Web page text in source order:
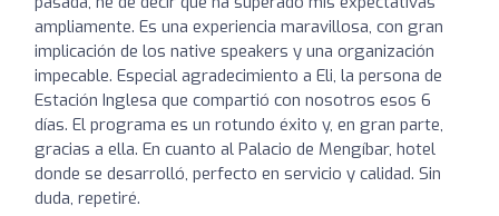
ampliamente. Es una experiencia maravillosa, con gran
implicación de los native speakers y una organización
impecable. Especial agradecimiento a Eli, la persona de
Estación Inglesa que compartió con nosotros esos 6
días. El programa es un rotundo éxito y, en gran parte,
gracias a ella. En cuanto al Palacio de Mengíbar, hotel
donde se desarrolló, perfecto en servicio y calidad. Sin
duda, repetiré.